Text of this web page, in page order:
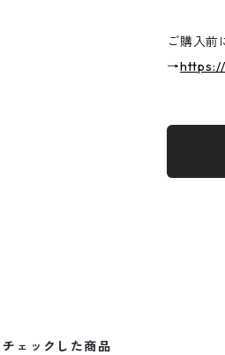
ご購入前
→
チェックした商品